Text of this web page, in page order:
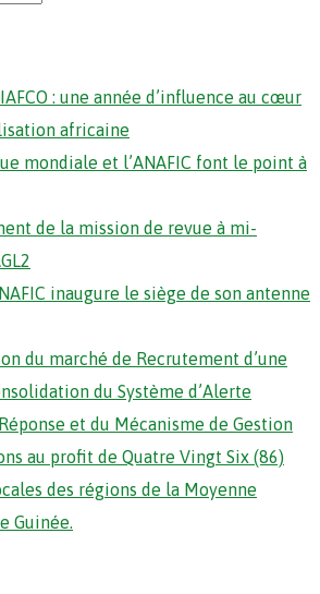
: une année d’influence au cœur
africaine
mondiale et l’ANAFIC font le point à
de la mission de revue à mi-
inaugure le siège de son antenne
du marché de Recrutement d’une
du Système d’Alerte
et du Mécanisme de Gestion
au profit de Quatre Vingt Six (86)
des régions de la Moyenne
Guinée.